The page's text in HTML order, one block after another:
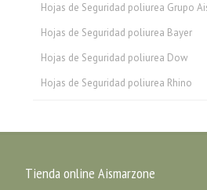
Hojas de Seguridad poliurea Grupo
Hojas de Seguridad poliurea Bayer
Hojas de Seguridad poliurea Dow
Hojas de Seguridad poliurea Rhino
Tienda online Aismarzone